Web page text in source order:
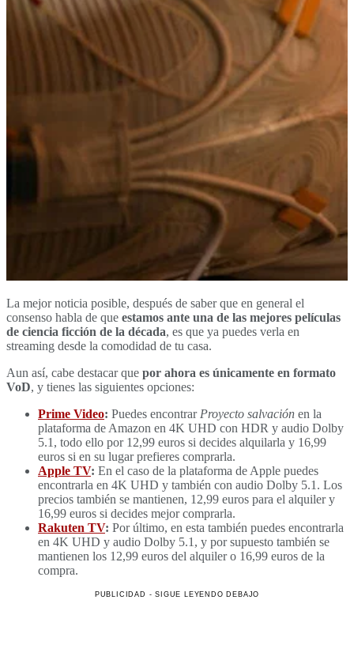
La mejor noticia posible, después de saber que en general el
consenso habla de que estamos ante una de las mejores películas
de ciencia ficción de la década, es que ya puedes verla en
streaming desde la comodidad de tu casa.
Aun así, cabe destacar que por ahora es únicamente en formato
VoD, y tienes las siguientes opciones:
Prime Video: Puedes encontrarProyecto salvación en la
plataforma de Amazon en 4K UHD con HDR y audio Dolby
5.1, todo ello por 12,99 euros si decides alquilarla y 16,99
euros si en su lugar prefieres comprarla.
Apple TV: En el caso de la plataforma de Apple puedes
encontrarla en 4K UHD y también con audio Dolby 5.1. Los
precios también se mantienen, 12,99 euros para el alquiler y
16,99 euros si decides mejor comprarla.
Rakuten TV: Por último, en esta también puedes encontrarla
en 4K UHD y audio Dolby 5.1, y por supuesto también se
mantienen los 12,99 euros del alquiler o 16,99 euros de la
compra.